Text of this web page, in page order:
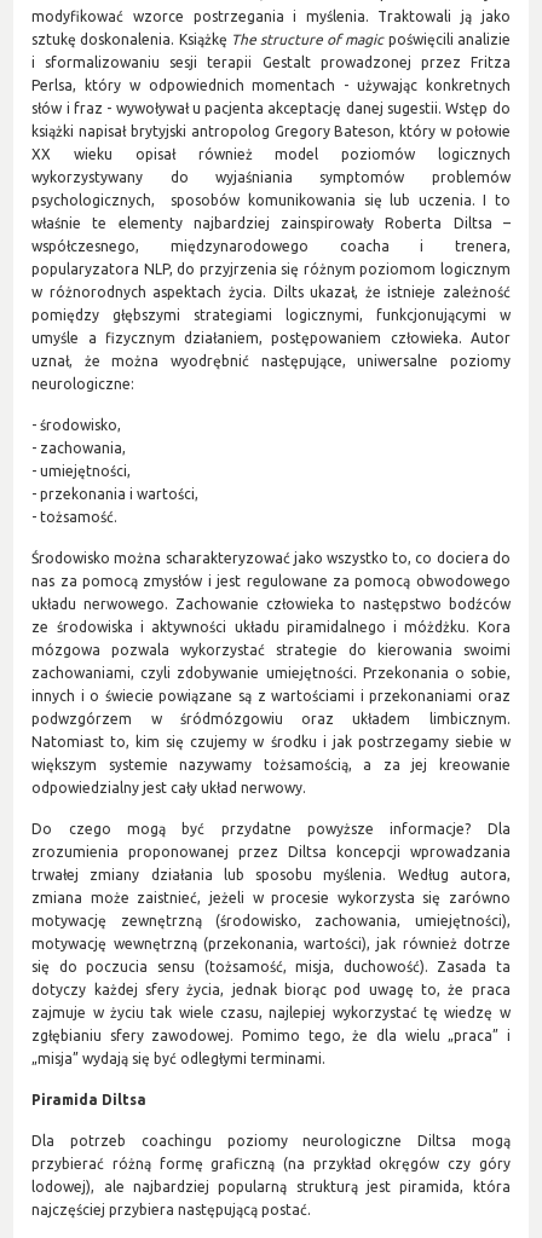
modyfikować wzorce postrzegania i myślenia. Traktowali ją jako
sztukę doskonalenia. Książkę The structure of magicpoświęcili analizie
i sformalizowaniu sesji terapii Gestalt prowadzonej przez Fritza
Perlsa, który w odpowiednich momentach - używając konkretnych
słów i fraz - wywoływał u pacjenta akceptację danej sugestii. Wstęp do
książki napisał brytyjski antropolog Gregory Bateson, który w połowie
XX wieku opisał również model poziomów logicznych
wykorzystywany do wyjaśniania symptomów problemów
psychologicznych, sposobów komunikowania się lub uczenia. I to
właśnie te elementy najbardziej zainspirowały Roberta Diltsa –
współczesnego, międzynarodowego coacha i trenera,
popularyzatora NLP, do przyjrzenia się różnym poziomom logicznym
w różnorodnych aspektach życia. Dilts ukazał, że istnieje zależność
pomiędzy głębszymi strategiami logicznymi, funkcjonującymi w
umyśle a fizycznym działaniem, postępowaniem człowieka. Autor
uznał, że można wyodrębnić następujące, uniwersalne poziomy
neurologiczne:
- środowisko,
- zachowania,
- umiejętności,
- przekonania i wartości,
- tożsamość.
Środowisko można scharakteryzować jako wszystko to, co dociera do
nas za pomocą zmysłów i jest regulowane za pomocą obwodowego
układu nerwowego. Zachowanie człowieka to następstwo bodźców
ze środowiska i aktywności układu piramidalnego i móżdżku. Kora
mózgowa pozwala wykorzystać strategie do kierowania swoimi
zachowaniami, czyli zdobywanie umiejętności. Przekonania o sobie,
innych i o świecie powiązane są z wartościami i przekonaniami oraz
podwzgórzem w śródmózgowiu oraz układem limbicznym.
Natomiast to, kim się czujemy w środku i jak postrzegamy siebie w
większym systemie nazywamy tożsamością, a za jej kreowanie
odpowiedzialny jest cały układ nerwowy.
Do czego mogą być przydatne powyższe informacje? Dla
zrozumienia proponowanej przez Diltsa koncepcji wprowadzania
trwałej zmiany działania lub sposobu myślenia. Według autora,
zmiana może zaistnieć, jeżeli w procesie wykorzysta się zarówno
motywację zewnętrzną (środowisko, zachowania, umiejętności),
motywację wewnętrzną (przekonania, wartości), jak również dotrze
się do poczucia sensu (tożsamość, misja, duchowość). Zasada ta
dotyczy każdej sfery życia, jednak biorąc pod uwagę to, że praca
zajmuje w życiu tak wiele czasu, najlepiej wykorzystać tę wiedzę w
zgłębianiu sfery zawodowej. Pomimo tego, że dla wielu „praca” i
„misja” wydają się być odległymi terminami.
Piramida Diltsa
Dla potrzeb coachingu poziomy neurologiczne Diltsa mogą
przybierać różną formę graficzną (na przykład okręgów czy góry
lodowej), ale najbardziej popularną strukturą jest piramida, która
najczęściej przybiera następującą postać.